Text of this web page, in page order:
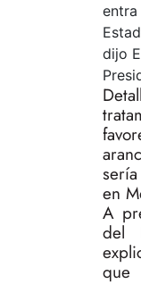
entra
dijo
en
A
del